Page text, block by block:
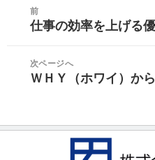
前
前
投
稿:
仕事の効率を上げる
次ページへ
次
稿:
ＷＨＹ（ホワイ）か